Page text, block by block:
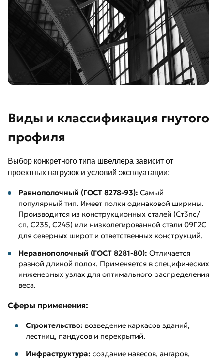
Виды и классификация гнутого
профиля
Выбор конкретного типа швеллера зависит от
проектных нагрузок и условий эксплуатации:
Равнополочный (ГОСТ 8278-93): Самый
популярный тип. Имеет полки одинаковой ширины.
Производится из конструкционных сталей (Ст3пс/
сп, С235, С245) или низколегированной стали 09Г2С
для северных широт и ответственных конструкций.
Неравнополочный (ГОСТ 8281-80): Отличается
разной длиной полок. Применяется в специфических
инженерных узлах для оптимального распределения
веса.
Сферы применения:
Строительство: возведение каркасов зданий,
лестниц, пандусов и перекрытий.
Инфраструктура: создание навесов, ангаров,